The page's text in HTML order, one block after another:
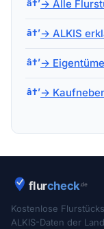
→ Alle
→ ALKIS
→
→
Kostenlose
ALKIS-Daten der